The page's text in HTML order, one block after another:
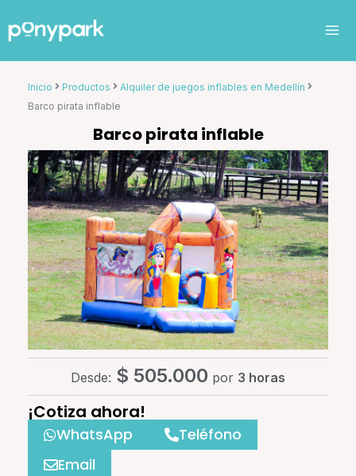
contenido
Inicio Productos
Alquiler de juegos inflables en Medellín
Barco pirata inflable
Barco pirata inflable
Desde: $ 505.000 por 3 horas
¡Cotiza ahora!
WhatsApp
Teléfono
Email